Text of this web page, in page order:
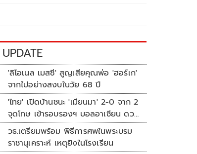
'ลิโอเนล เมสซี' สูญเสียคุณพ่อ 'ฮอร์เก'
จากไปอย่างสงบในวัย 68 ปี
'ไทย' เปิดบ้านชนะ 'เมียนมา' 2-0 จาก 2
จุดโทษ เข้ารอบรองฯ บอลอาเซียน ดวล
'สิงคโปร์'
วธ.เตรียมพร้อม พิธีการศพในพระบรม
ราชานุเคราะห์ เหตุยิงในโรงเรียน